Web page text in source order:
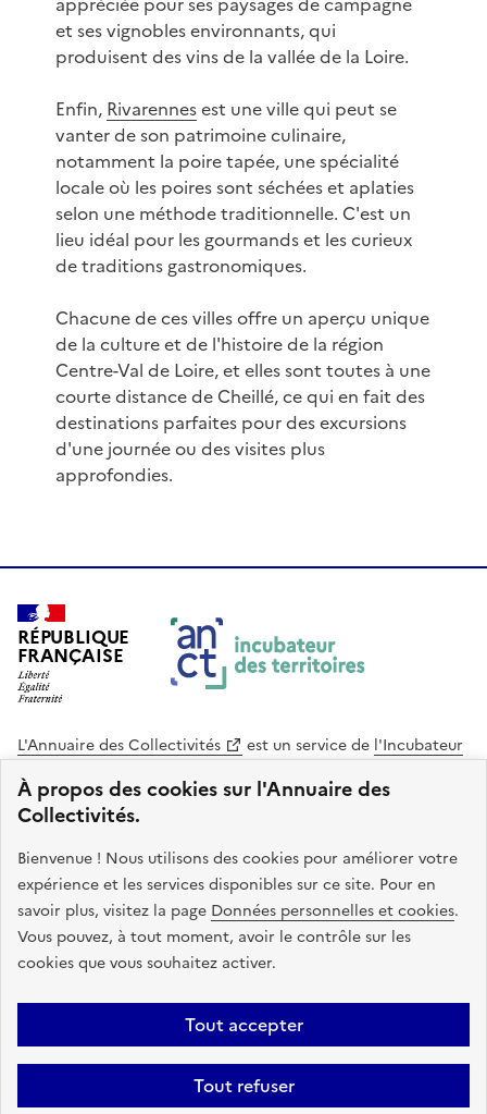
À propos des cookies sur l'Annuaire des
Collectivités.
Bienvenue ! Nous utilisons des cookies pour améliorer votre
expérience et les services disponibles sur ce site. Pour en
savoir plus, visitez la page Données personnelles et cookies.
Vous pouvez, à tout moment, avoir le contrôle sur les
cookies que vous souhaitez activer.
Tout accepter
Tout refuser
et ses vignobles environnants, qui
produisent des vins de la vallée de la Loire.
Enfin, Rivarennesest une ville qui peut se
vanter de son patrimoine culinaire,
notamment la poire tapée, une spécialité
locale où les poires sont séchées et aplaties
selon une méthode traditionnelle. C'est un
lieu idéal pour les gourmands et les curieux
de traditions gastronomiques.
Chacune de ces villes offre un aperçu unique
de la culture et de l'histoire de la région
Centre-Val de Loire, et elles sont toutes à une
courte distance de Cheillé, ce qui en fait des
destinations parfaites pour des excursions
d'une journée ou des visites plus
approfondies.
RÉPUBLIQUE
FRANÇAISE
L'Annuaire des Collectivités est un service de l'Incubateur
des Territoires
Cohésion des Territoires
. Le code source de ce site web
est disponible en licence libre. Le design de ce site est conçu
avec le système de design de l’État.
legifrance.gouv.fr
info.gouv.fr
service-public.gouv.fr
data.gouv.fr
Plan du site Accessibilite : non conforme
Mentions légales
Politique de confidentialité
Gestion des cookies FAQ
Kit de
Statistiques Code source